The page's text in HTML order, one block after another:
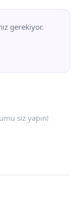
gerekiyor.
siz yapın!